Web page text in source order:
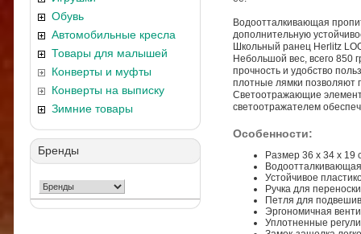
Обувь
Автомобильные кресла
Товары для малышей
Конверты и муфты
Конверты на выписку
Зимние товары
Бренды
Водоотталкивающая
дополнительную
Школьный ранец Herlitz
Небольшой вес, всего 850
прочность и удобство
плотные лямки позволяют
Светоотражающие
светоотражателем
Особенности:
Размер 36 х 34 х 19
Устойчивое
Ручка для
Петля для
Эргономичная
Уплотненные